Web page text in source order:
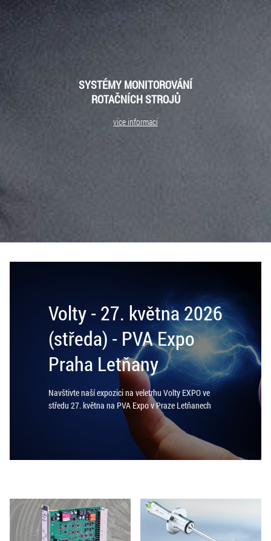
SYSTÉMY MONITOROVÁNÍ
ROTAČNÍCH STROJŮ
více informací
Volty - 27. května 2026
(středa) - PVA Expo
Praha Letňany
Navštivte naší expozici na veletrhu Volty EXPO ve
středu 27. května na PVA Expo v Praze Letňanech